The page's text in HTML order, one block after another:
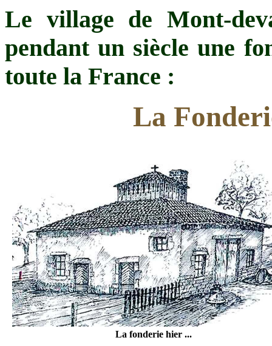
Le village de Mont-
pendant un siècle une
toute la France :
La
La fonderie hier ...